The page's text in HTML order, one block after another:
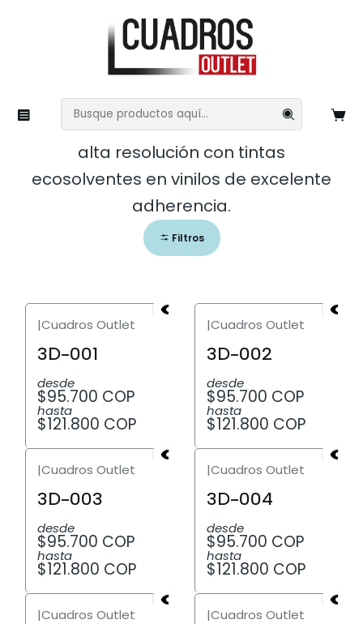
Papel Tapiz y Murales
3D
Papel Tapiz y Murales, impresos en
alta resolución con tintas
ecosolventes en vinilos de excelente
adherencia.
Filtros
|Cuadros Outlet
3D-001
desde
$95.700 COP
hasta
$121.800 COP
|Cuadros Outlet
3D-002
desde
$95.700 COP
hasta
$121.800 COP
|Cuadros Outlet
3D-003
desde
$95.700 COP
hasta
$121.800 COP
|Cuadros Outlet
3D-004
desde
$95.700 COP
hasta
$121.800 COP
|Cuadros Outlet |Cuadros Outlet